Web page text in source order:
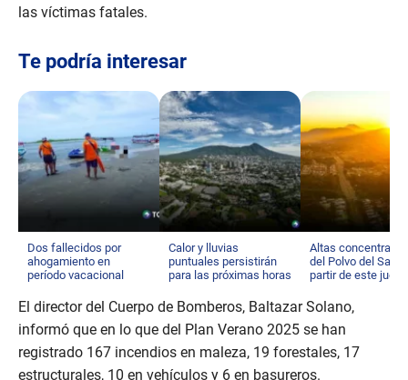
las víctimas fatales.
Te podría interesar
Dos fallecidos por
ahogamiento en
período vacacional
Calor y lluvias
puntuales persistirán
para las próximas horas
Altas
del Polvo del
partir de este
El director del Cuerpo de Bomberos, Baltazar Solano,
informó que en lo que del Plan Verano 2025 se han
registrado 167 incendios en maleza, 19 forestales, 17
estructurales, 10 en vehículos y 6 en basureros.